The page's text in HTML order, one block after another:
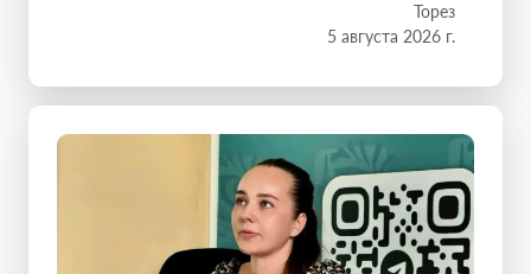
Торез
5 августа 2026 г.